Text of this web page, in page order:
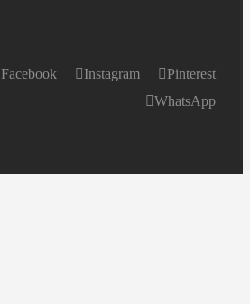
Facebook Instagram
Pinterest
WhatsApp